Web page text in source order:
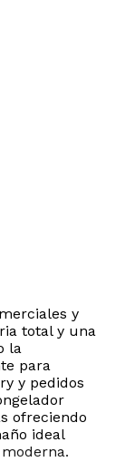
y
total y una
la
para
y pedidos
ofreciendo
ideal